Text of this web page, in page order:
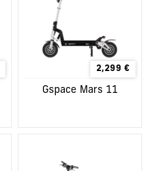
2,299 €
Gspace Mars 11